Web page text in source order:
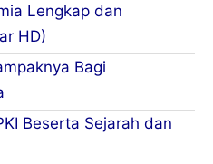
Lengkap dan
HD)
Bagi
Beserta Sejarah dan